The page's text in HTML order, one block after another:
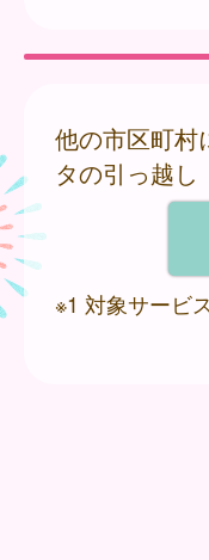
他の市区町村
タの引っ越
※1 対象サービ